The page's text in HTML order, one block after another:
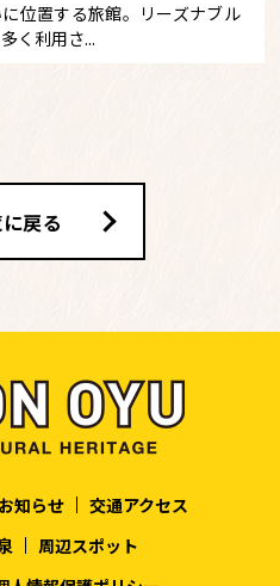
位置する旅館。リーズナブル
く利用さ...
戻る
お知らせ
交通アクセス
周辺スポット